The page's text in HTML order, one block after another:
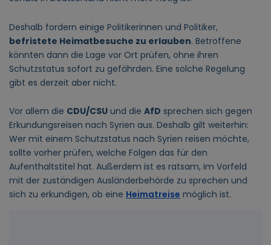
Deshalb fordern einige Politikerinnen und Politiker,
befristete Heimatbesuche zu erlauben. Betroffene
könnten dann die Lage vor Ort prüfen, ohne ihren
Schutzstatus sofort zu gefährden. Eine solche Regelung
gibt es derzeit aber nicht.
Vor allem die CDU/CSU und die AfD sprechen sich gegen
Erkundungsreisen nach Syrien aus. Deshalb gilt weiterhin:
Wer mit einem Schutzstatus nach Syrien reisen möchte,
sollte vorher prüfen, welche Folgen das für den
Aufenthaltstitel hat. Außerdem ist es ratsam, im Vorfeld
mit der zuständigen Ausländerbehörde zu sprechen und
sich zu erkundigen, ob eine Heimatreise möglich ist.